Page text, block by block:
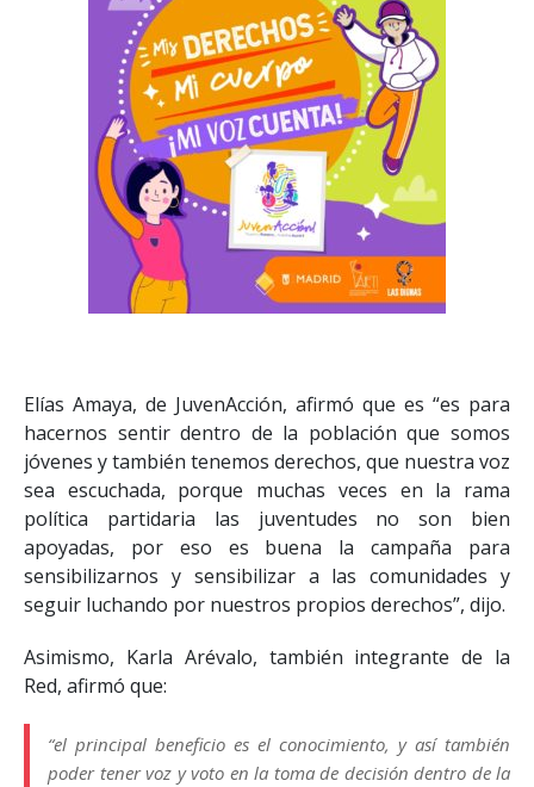
Elías Amaya, de JuvenAcción, afirmó que es “es para
hacernos sentir dentro de la población que somos
jóvenes y también tenemos derechos, que nuestra voz
sea escuchada, porque muchas veces en la rama
política partidaria las juventudes no son bien
apoyadas, por eso es buena la campaña para
sensibilizarnos y sensibilizar a las comunidades y
seguir luchando por nuestros propios derechos”, dijo.
Asimismo, Karla Arévalo, también integrante de la
Red, afirmó que:
“el principal beneficio es el conocimiento, y así también
poder tener voz y voto en la toma de decisión dentro de la